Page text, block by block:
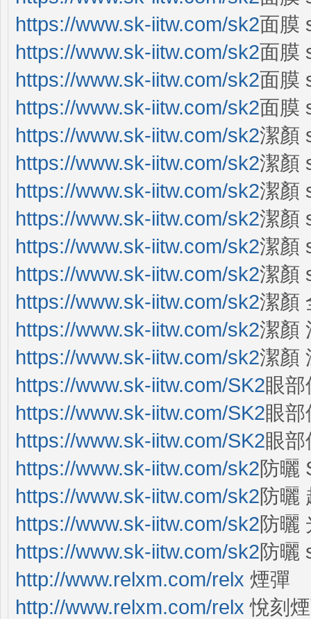
https://www.sk-iitw.com/sk2面膜
https://www.sk-iitw.com/sk2面膜
https://www.sk-iitw.com/sk2面膜
https://www.sk-iitw.com/sk2面膜
https://www.sk-iitw.com/sk2潔顏
https://www.sk-iitw.com/sk2潔顏
https://www.sk-iitw.com/sk2潔顏
https://www.sk-iitw.com/sk2潔顏
https://www.sk-iitw.com/sk2潔顏
https://www.sk-iitw.com/sk2潔顏
https://www.sk-iitw.com/sk2潔顏
https://www.sk-iitw.com/sk2潔顏
https://www.sk-iitw.com/sk2潔顏
https://www.sk-iitw.com/SK2眼
https://www.sk-iitw.com/SK2眼
https://www.sk-iitw.com/SK2眼
https://www.sk-iitw.com/sk2防曬
https://www.sk-iitw.com/sk2防曬
https://www.sk-iitw.com/sk2防曬
https://www.sk-iitw.com/sk2防曬
http://www.relxm.com/relx 煙彈
http://www.relxm.com/relx 悅刻